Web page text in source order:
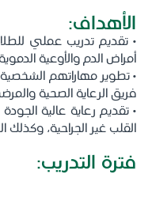
الأهداف:
• تقديم تدريب عملي
أمراض الدم والأوعية
• تطوير مهاراتهم
فريق الرعاية الصحية
• تقديم رعاية عالية الجودة
القلب غير الجراحية،
فترة التدريب: